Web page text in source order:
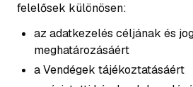
felelősek különösen:
az adatkezelés céljának és
meghatározásáért
a Vendégek tájékoztatásáért